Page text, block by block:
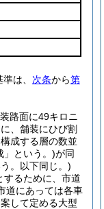
は、 次条から第
路面に49キロニ
、舗装にひび割
成する層の数並
」という。)が同
。以下同じ。)
するために、市道
道にあっては各車
して定める大型